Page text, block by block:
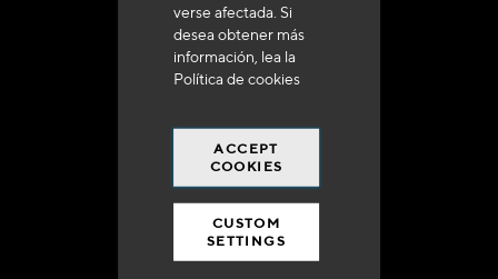
verse afectada. Si
desea obtener más
información, lea la
Política de cookies
ACCEPT
COOKIES
CUSTOM
SETTINGS
a 250 euros*